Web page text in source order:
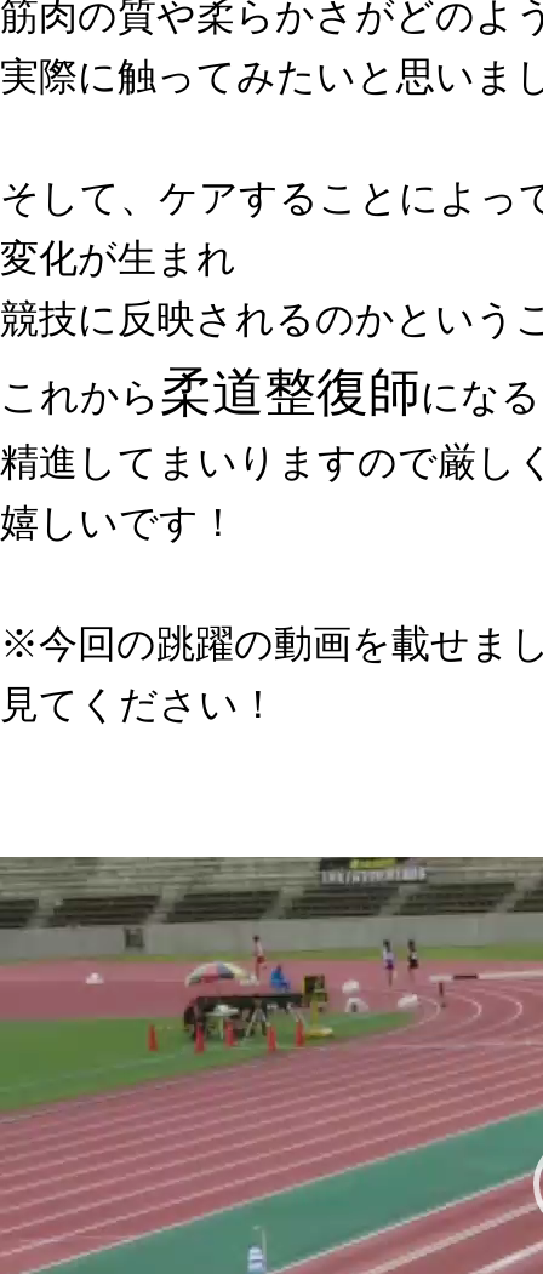
筋肉の質や柔らかさがどのよ
実際に触ってみたいと思いま
そして、ケアすることによっ
変化が生まれ
競技に反映されるのかという
これから 柔道整復師にな
精進してまいりますので厳し
嬉しいです！
※今回の跳躍の動画を載せま
見てください！
動
画
ー
ー